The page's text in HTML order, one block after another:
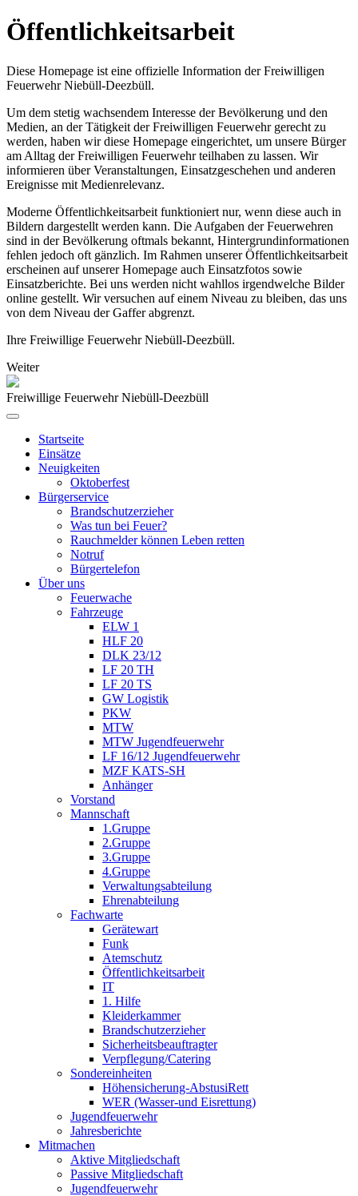
Öffentlichkeitsarbeit
Diese Homepage ist eine offizielle Information der Freiwilligen
Feuerwehr Niebüll-Deezbüll.
Um dem stetig wachsendem Interesse der Bevölkerung und den
Medien, an der Tätigkeit der Freiwilligen Feuerwehr gerecht zu
werden, haben wir diese Homepage eingerichtet, um unsere Bürger
am Alltag der Freiwilligen Feuerwehr teilhaben zu lassen. Wir
informieren über Veranstaltungen, Einsatzgeschehen und anderen
Ereignisse mit Medienrelevanz.
Moderne Öffentlichkeitsarbeit funktioniert nur, wenn diese auch in
Bildern dargestellt werden kann. Die Aufgaben der Feuerwehren
sind in der Bevölkerung oftmals bekannt, Hintergrundinformationen
fehlen jedoch oft gänzlich. Im Rahmen unserer Öffentlichkeitsarbeit
erscheinen auf unserer Homepage auch Einsatzfotos sowie
Einsatzberichte. Bei uns werden nicht wahllos irgendwelche Bilder
online gestellt. Wir versuchen auf einem Niveau zu bleiben, das uns
von dem Niveau der Gaffer abgrenzt.
Ihre Freiwillige Feuerwehr Niebüll-Deezbüll.
Weiter
Freiwillige Feuerwehr Niebüll-Deezbüll
Startseite
Einsätze
Neuigkeiten
Oktoberfest
Bürgerservice
Brandschutzerzieher
Was tun bei Feuer?
Rauchmelder können Leben retten
Notruf
Bürgertelefon
Über uns
Feuerwache
Fahrzeuge
ELW 1
HLF 20
DLK 23/12
LF 20 TH
LF 20 TS
GW Logistik
PKW
MTW
MTW Jugendfeuerwehr
LF 16/12 Jugendfeuerwehr
MZF KATS-SH
Anhänger
Vorstand
Mannschaft
1.Gruppe
2.Gruppe
3.Gruppe
4.Gruppe
Verwaltungsabteilung
Ehrenabteilung
Fachwarte
Gerätewart
Funk
Atemschutz
Öffentlichkeitsarbeit
IT
1. Hilfe
Kleiderkammer
Brandschutzerzieher
Sicherheitsbeauftragter
Verpflegung/Catering
Sondereinheiten
Höhensicherung-AbstusiRett
WER (Wasser-und Eisrettung)
Jugendfeuerwehr
Jahresberichte
Mitmachen
Aktive Mitgliedschaft
Passive Mitgliedschaft
Jugendfeuerwehr